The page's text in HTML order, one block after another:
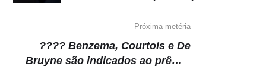
Próxima metéria
???? Benzema, Courtois e De
Bruyne são indicados ao prêmio